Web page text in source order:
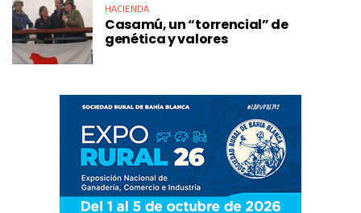
HACIENDA
Casamú, un “torrencial” de
genética y valores